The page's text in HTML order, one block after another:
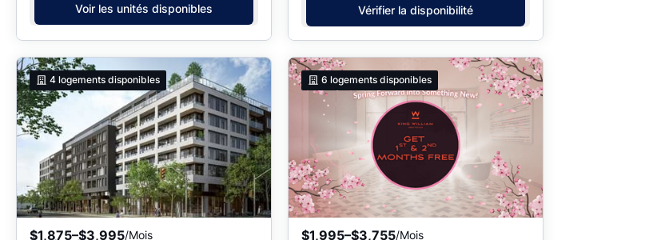
Voir les unités disponibles Vérifier la disponibilité
4 logements disponibles
$1,875–$3,995/Mois
6 logements disponibles
$1,995–$3,755/Mois